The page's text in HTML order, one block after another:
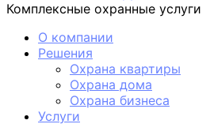
Комплексные охранные услуги
О компании
Решения
Охрана квартиры
Охрана дома
Охрана бизнеса
Услуги